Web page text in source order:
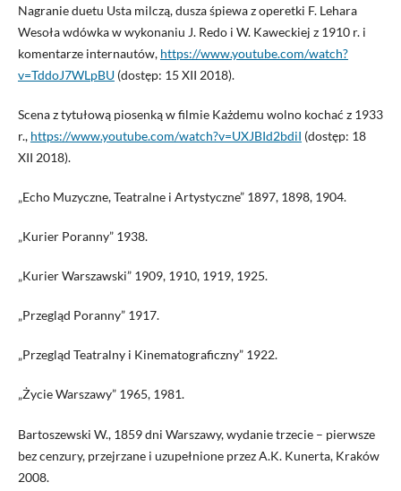
Nagranie duetu Usta milczą, dusza śpiewa z operetki F. Lehara
Wesoła wdówka w wykonaniu J. Redo i W. Kaweckiej z 1910 r. i
komentarze internautów, https://www.youtube.com/watch?
v=TddoJ7WLpBU(dostęp: 15 XII 2018).
Scena z tytułową piosenką w filmie Każdemu wolno kochać z 1933
r., https://www.youtube.com/watch?v=UXJBId2bdiI (dostęp: 18
XII 2018).
„Echo Muzyczne, Teatralne i Artystyczne” 1897, 1898, 1904.
„Kurier Poranny” 1938.
„Kurier Warszawski” 1909, 1910, 1919, 1925.
„Przegląd Poranny” 1917.
„Przegląd Teatralny i Kinematograficzny” 1922.
„Życie Warszawy” 1965, 1981.
Bartoszewski W., 1859 dni Warszawy, wydanie trzecie – pierwsze
bez cenzury, przejrzane i uzupełnione przez A.K. Kunerta, Kraków
2008.